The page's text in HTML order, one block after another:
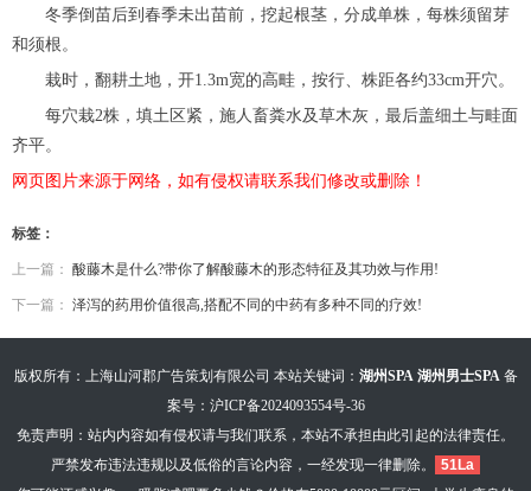
冬季倒苗后到春季未出苗前，挖起根茎，分成单株，每株须留芽
和须根。
栽时，翻耕土地，开1.3m宽的高畦，按行、株距各约33cm开穴。
每穴栽2株，填土区紧，施人畜粪水及草木灰，最后盖细土与畦面
齐平。
网页图片来源于网络，如有侵权请联系我们修改或删除！
标签：
上一篇： 酸藤木是什么?带你了解酸藤木的形态特征及其功效与作用!
下一篇： 泽泻的药用价值很高,搭配不同的中药有多种不同的疗效!
版权所有：上海山河郡广告策划有限公司 本站关键词： 湖州SPA 湖州男士SPA备
案号： 沪ICP备2024093554号-36
免责声明：站内内容如有侵权请与我们联系，本站不承担由此引起的法律责任。
严禁发布违法违规以及低俗的言论内容，一经发现一律删除。
51La